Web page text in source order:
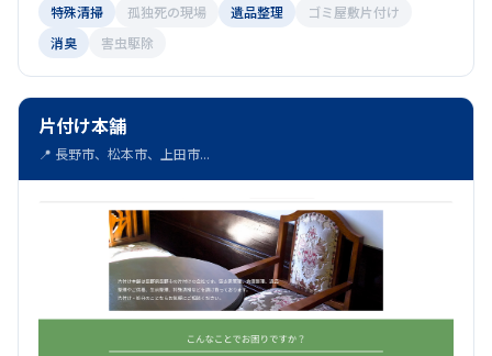
特殊清掃 孤独死の現場 遺品整理
ゴミ屋敷片付け
消臭
害虫駆除
片付け本舗
📍 長野市、松本市、上田市...